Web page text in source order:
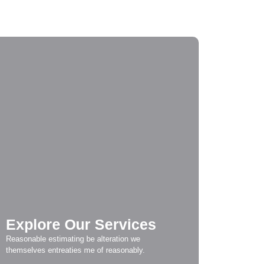
Explore Our Services
Reasonable estimating be alteration we
themselves entreaties me of reasonably.